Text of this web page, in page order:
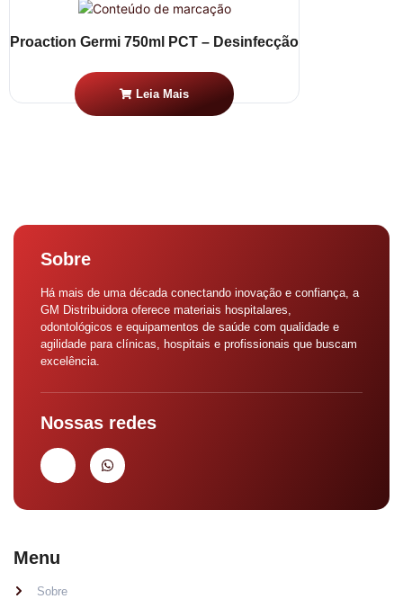
Proaction Germi 750ml PCT – Desinfecção
Leia Mais
Sobre
Há mais de uma década conectando inovação e confiança, a
GM Distribuidora oferece materiais hospitalares,
odontológicos e equipamentos de saúde com qualidade e
agilidade para clínicas, hospitais e profissionais que buscam
excelência.
Nossas redes
Menu
Sobre